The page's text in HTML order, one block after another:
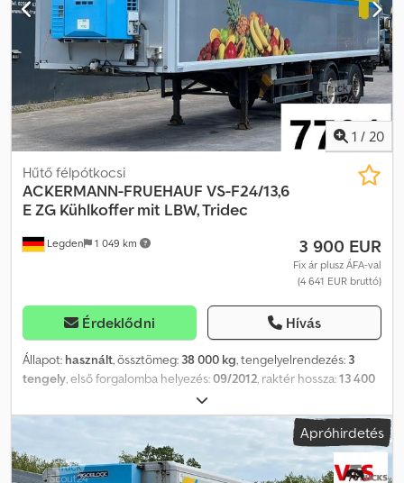
1 / 20
Legden 1 049 km
Hűtő félpótkocsi
ACKERMANN-FRUEHAUF VS-F24/13,6
E ZG Kühlkoffer mit LBW, Tridec
3 900 EUR
Fix ár plusz ÁFA-val
(4 641 EUR bruttó)
Érdeklődni Hívás
Állapot: használt, össztömeg: 38 000 kg, tengelyelrendezés: 3
tengely, első forgalomba helyezés:09/2012, raktér hossza:13 400
2 480 mm
teljes szélesség:2 600 mm, teljes magasság:3 850 mm,
, * Tridec * Emelőhátfal * Emelt tengely *
Frigoblock HK 25 hűtőaggregát * EuroScan ----Belső
járműazonosító: 7791----Az adatok változtatásának és közbenső
Apróhirdetés